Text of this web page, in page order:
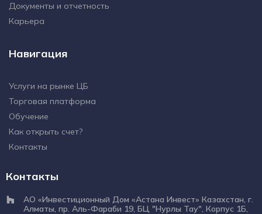
Документы и отчетность
Карьера
Навигация
Услуги на рынке ЦБ
Торговая платформа
Обучение
Как открыть счет?
Контакты
Контакты
АО «Инвестиционный Дом «Астана Инвест» Казахстан, г.
Алматы, пр. Аль-Фараби 19, БЦ "Нурлы Тау", Корпус 1Б,